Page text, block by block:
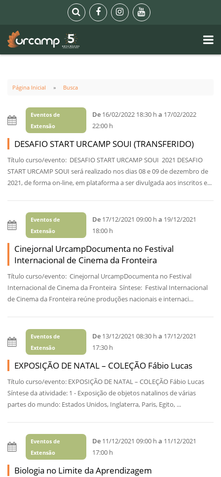
Página Inicial Busca
Eventos de
Extensão
De 16/02/2022 18:30 ha 17/02/2022
22:00 h
DESAFIO START URCAMP SOUI (TRANSFERIDO)
Título curso/evento: DESAFIO START URCAMP SOUI 2021 DESAFIO
START URCAMP SOUI será realizado nos dias 08 e 09 de dezembro de
2021, de forma on-line, em plataforma a ser divulgada aos inscritos e...
Eventos de
Extensão
De 17/12/2021 09:00 ha 19/12/2021
18:00 h
Cinejornal UrcampDocumenta no Festival
Internacional de Cinema da Fronteira
Título curso/evento: Cinejornal UrcampDocumenta no Festival
Internacional de Cinema da Fronteira Síntese: Festival Internacional
de Cinema da Fronteira reúne produções nacionais e internaci...
Eventos de
Extensão
De 13/12/2021 08:30 ha 17/12/2021
17:30 h
EXPOSIÇÃO DE NATAL – COLEÇÃO Fábio Lucas
Título curso/evento: EXPOSIÇÃO DE NATAL – COLEÇÃO Fábio Lucas
Síntese da atividade: 1 - Exposição de objetos natalinos de várias
partes do mundo: Estados Unidos, Inglaterra, Paris, Egito, ...
Eventos de
Extensão
De 11/12/2021 09:00 ha 11/12/2021
17:00 h
Biologia no Limite da Aprendizagem